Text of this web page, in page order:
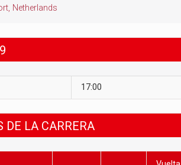
Netherlands
17:00
DE LA CARRERA